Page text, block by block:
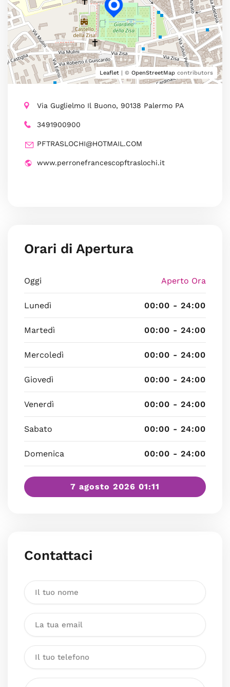
Leaflet | © OpenStreetMap contributors
Via Guglielmo Il Buono, 90138 Palermo PA
3491900900
PFTRASLOCHI@HOTMAIL.COM
www.perronefrancescopftraslochi.it
Orari di Apertura
Oggi Aperto Ora
Lunedì 00:00 - 24:00
Martedì 00:00 - 24:00
Mercoledì 00:00 - 24:00
Giovedì 00:00 - 24:00
Venerdì 00:00 - 24:00
Sabato 00:00 - 24:00
Domenica 00:00 - 24:00
7 agosto 2026 01:11
Contattaci